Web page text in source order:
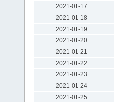
2021-01-17
2021-01-18
2021-01-19
2021-01-20
2021-01-21
2021-01-22
2021-01-23
2021-01-24
2021-01-25